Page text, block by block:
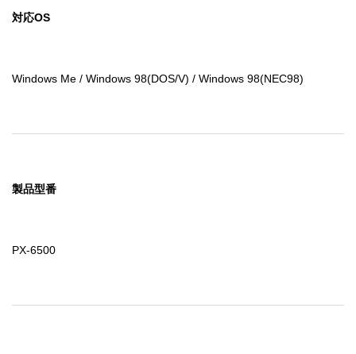
対応OS
Windows Me / Windows 98(DOS/V) / Windows 98(NEC98)
製品型番
PX-6500